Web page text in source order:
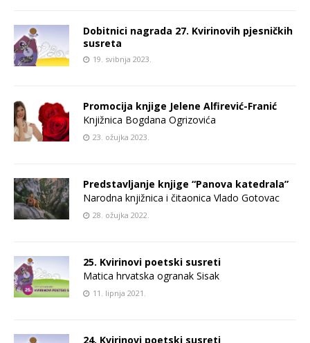
Dobitnici nagrada 27. Kvirinovih pjesničkih
susreta
19. svibnja 2023.
Promocija knjige Jelene Alfirević-Franić
Knjižnica Bogdana Ogrizovića
23. ožujka 2023.
Predstavljanje knjige “Panova katedrala”
Narodna knjižnica i čitaonica Vlado Gotovac
28. ožujka 2022.
25. Kvirinovi poetski susreti
Matica hrvatska ogranak Sisak
11. lipnja 2021.
24. Kvirinovi poetski susreti